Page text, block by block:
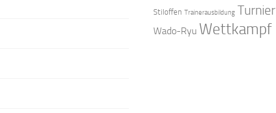
Stiloffen Trainerausbildung Turnier
Wado-Ryu Wettkampf